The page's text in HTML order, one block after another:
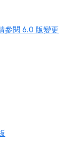
參閱 6.0 版變更